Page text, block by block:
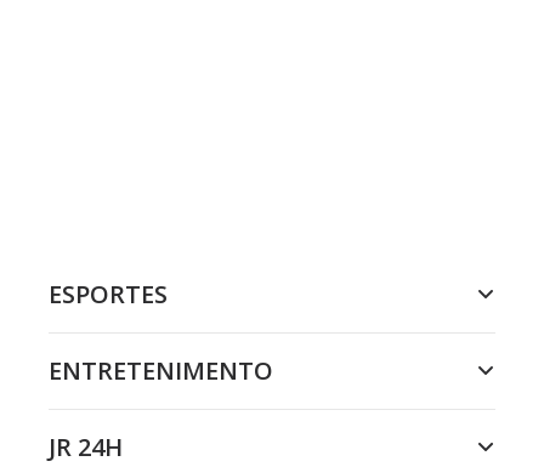
ESPORTES
ENTRETENIMENTO
JR 24H